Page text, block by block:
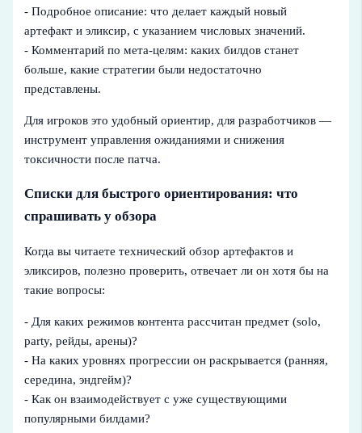
- Подробное описание: что делает каждый новый
артефакт и эликсир, с указанием числовых значений.
- Комментарий по мета‑целям: каких билдов станет
больше, какие стратегии были недостаточно
представлены.
Для игроков это удобный ориентир, для разработчиков —
инструмент управления ожиданиями и снижения
токсичности после патча.
Списки для быстрого ориентирования: что
спрашивать у обзора
Когда вы читаете технический обзор артефактов и
эликсиров, полезно проверить, отвечает ли он хотя бы на
такие вопросы:
- Для каких режимов контента рассчитан предмет (solo,
party, рейды, арены)?
- На каких уровнях прогрессии он раскрывается (ранняя,
середина, эндгейм)?
- Как он взаимодействует с уже существующими
популярными билдами?